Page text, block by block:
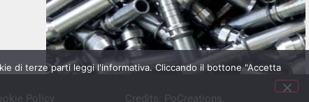
Policy Credits: PoCreations.
di terze parti leggi l'informativa. Cliccando il bottone "Accetta